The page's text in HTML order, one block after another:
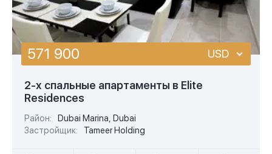
2-х спальные апартаменты в Elite
Residences
Район:
Dubai Marina, Dubai
Застройщик:
Tameer Holding
571 900 USD